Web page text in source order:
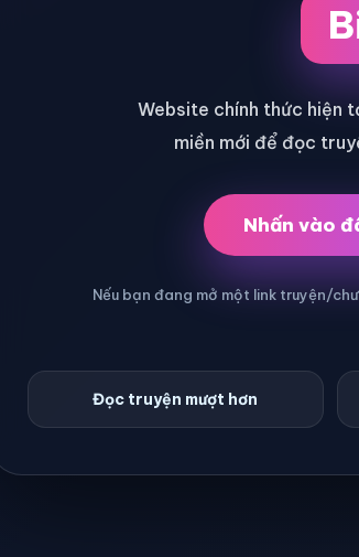
Website chính thức hiện
miền mới để đọc
Nhấn vào
Nếu bạn đang mở một link truyện/
Đọc truyện mượt hơn